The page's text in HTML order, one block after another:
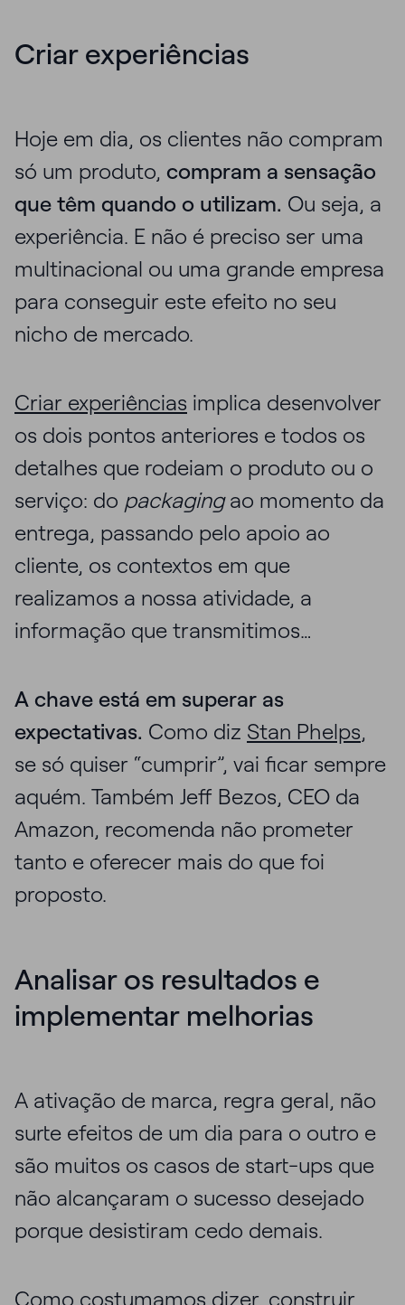
Criar experiências
Hoje em dia, os clientes não compram
só um produto, compram a sensação
que têm quando o utilizam. Ou seja, a
experiência. E não é preciso ser uma
multinacional ou uma grande empresa
para conseguir este efeito no seu
nicho de mercado.
Criar experiências implica desenvolver
os dois pontos anteriores e todos os
detalhes que rodeiam o produto ou o
serviço: do packagingao momento da
entrega, passando pelo apoio ao
cliente, os contextos em que
realizamos a nossa atividade, a
informação que transmitimos…
A chave está em superar as
expectativas. Como diz Stan Phelps,
se só quiser “cumprir”, vai ficar sempre
aquém. Também Jeff Bezos, CEO da
Amazon, recomenda não prometer
tanto e oferecer mais do que foi
proposto.
Analisar os resultados e
implementar melhorias
A ativação de marca, regra geral, não
surte efeitos de um dia para o outro e
são muitos os casos de start-ups que
não alcançaram o sucesso desejado
porque desistiram cedo demais.
Como costumamos dizer, construir